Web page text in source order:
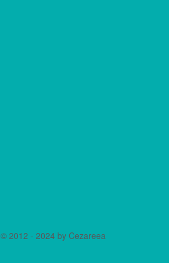
© 2012 - 2024 by Cezareea